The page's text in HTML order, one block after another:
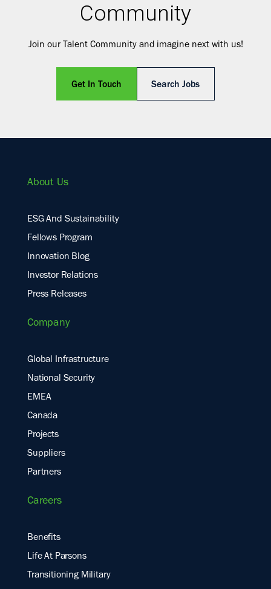
Community
Join our Talent Community and imagine next with us!
Get In Touch Search Jobs
About Us
ESG And Sustainability
Fellows Program
Innovation Blog
Investor Relations
Press Releases
Company
Global Infrastructure
National Security
EMEA
Canada
Projects
Suppliers
Partners
Careers
Benefits
Life At Parsons
Transitioning Military